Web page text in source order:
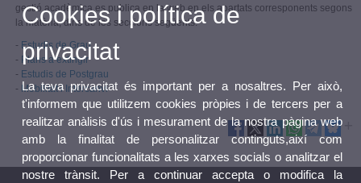
gestió acadèmica es publica en la web en els apartats corresponents segons
la matèria, dins de les seccions següents:
- Estudis de Grau
- Plans a extingir
- Estudis de Postgrau
- Mobilitat i Intercanvi
Cookies i política de
privacitat
La teva privacitat és important per a nosaltres. Per això,
t'informem que utilitzem cookies pròpies i de tercers per a
realitzar anàlisis d'ús i mesurament de la nostra pàgina web
amb la finalitat de personalitzar continguts,així com
proporcionar funcionalitats a les xarxes socials o analitzar el
nostre trànsit. Per a continuar accepta o modifica la